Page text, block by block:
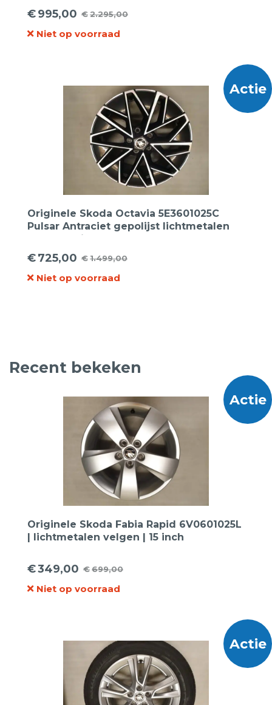
€2.295,00
Oorspronkelijke
prijs
€995,00
Huidige
prijs
Niet op voorraad
Actie
Originele Skoda Octavia 5E3601025C
Pulsar Antraciet gepolijst lichtmetalen
velgen 17 inch
€1.499,00
Oorspronkelijke
prijs
€725,00
Huidige
prijs
Niet op voorraad
Recent bekeken
Actie
Originele Skoda Fabia Rapid 6V0601025L
| lichtmetalen velgen | 15 inch
€699,00
Oorspronkelijke
prijs
€349,00
Huidige
prijs
Niet op voorraad
Actie